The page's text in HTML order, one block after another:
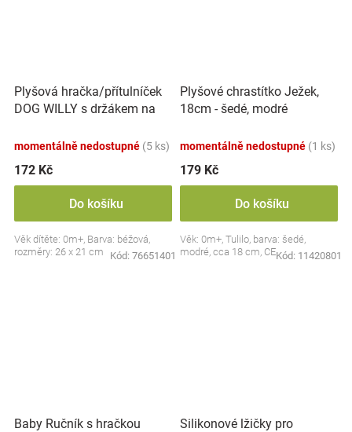
Plyšová hračka/přítulníček
DOG WILLY s držákem na
momentálně nedostupné (5 ks)
172 Kč
Do košíku
Věk dítěte: 0m+, Barva: béžová,
rozměry: 26 x 21 cm
Kód: 76651401
Plyšové chrastítko Ježek,
18cm - šedé, modré
momentálně nedostupné (1 ks)
179 Kč
Do košíku
Věk: 0m+, Tulilo, barva: šedé,
modré, cca 18 cm, CEKód: 11420801
Baby Ručník s hračkou
Silikonové lžičky pro